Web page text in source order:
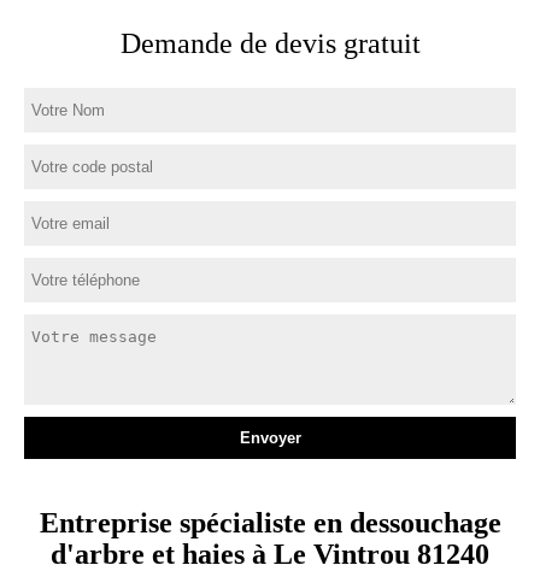
Demande de devis gratuit
Entreprise spécialiste en dessouchage
d'arbre et haies à Le Vintrou 81240